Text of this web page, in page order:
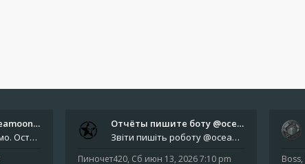
Support us! Paypal: seamoonpa…
💡 Друзья, скажу прямо. Осталось мало времени. За это время нам нужно закрыть последние обязательные расходы: около 500
Отчёты пишите боту @oceanfish…
Звіти пишіть роботу @oceanfishbotbot Друзі, важливе повідомлення для учасників форума. Основне звернення опублікован
Пиночет420, Сб июн 13, 2026 7:10 pm Boss,